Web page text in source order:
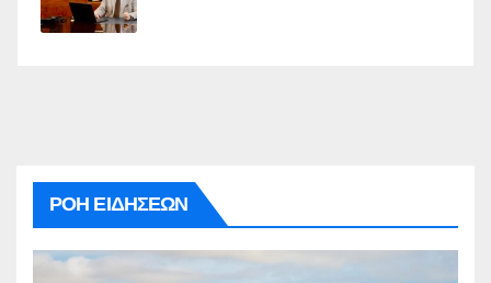
ΡΟΗ ΕΙΔΗΣΕΩΝ